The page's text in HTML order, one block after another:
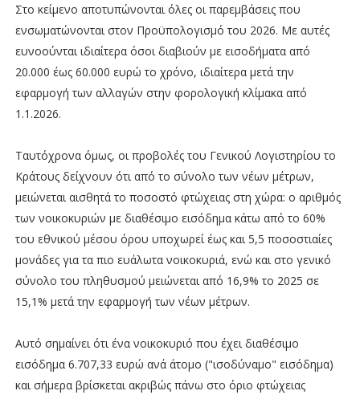
Στο κείμενο αποτυπώνονται όλες οι παρεμβάσεις που
ενσωματώνονται στον Προϋπολογισμό του 2026. Με αυτές
ευνοούνται ιδιαίτερα όσοι διαβιούν με εισοδήματα από
20.000 έως 60.000 ευρώ το χρόνο, ιδιαίτερα μετά την
εφαρμογή των αλλαγών στην φορολογική κλίμακα από
1.1.2026.
Ταυτόχρονα όμως, οι προβολές του Γενικού Λογιστηρίου το
Κράτους δείχνουν ότι από το σύνολο των νέων μέτρων,
μειώνεται αισθητά το ποσοστό φτώχειας στη χώρα: ο αριθμός
των νοικοκυριών με διαθέσιμο εισόδημα κάτω από το 60%
του εθνικού μέσου όρου υποχωρεί έως και 5,5 ποσοστιαίες
μονάδες για τα πιο ευάλωτα νοικοκυριά, ενώ και στο γενικό
σύνολο του πληθυσμού μειώνεται από 16,9% το 2025 σε
15,1% μετά την εφαρμογή των νέων μέτρων.
Αυτό σημαίνει ότι ένα νοικοκυριό που έχει διαθέσιμο
εισόδημα 6.707,33 ευρώ ανά άτομο ("ισοδύναμο" εισόδημα)
και σήμερα βρίσκεται ακριβώς πάνω στο όριο φτώχειας